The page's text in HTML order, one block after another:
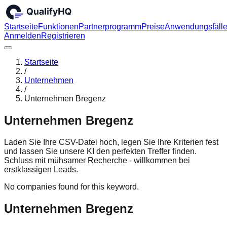
StartseiteFunktionenPartnerprogrammPreiseAnwendungsfälle
AnmeldenRegistrieren
Startseite
/
Unternehmen
/
Unternehmen Bregenz
Unternehmen Bregenz
Laden Sie Ihre CSV-Datei hoch, legen Sie Ihre Kriterien fest
und lassen Sie unsere KI den perfekten Treffer finden.
Schluss mit mühsamer Recherche - willkommen bei
erstklassigen Leads.
No companies found for this keyword.
Unternehmen Bregenz